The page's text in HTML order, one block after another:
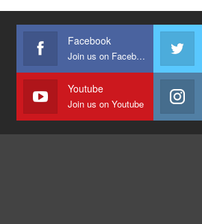
Facebook
Join us on Facebook
Youtube
Join us on Youtube